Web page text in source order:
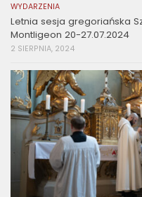
WYDARZENIA
Letnia sesja gregoriańska
Montligeon 20-27.07.2024
2 SIERPNIA, 2024